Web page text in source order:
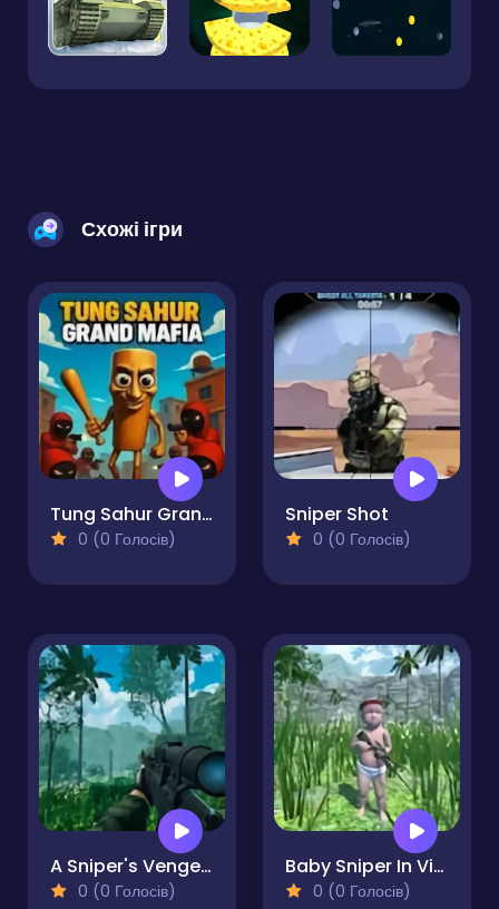
Схожі ігри
Tung Sahur Grand Mafia
0 (0 Голосів)
Sniper Shot
0 (0 Голосів)
A Sniper's Vengeance The Story of Linh
0 (0 Голосів)
Baby Sniper In Vietnam
0 (0 Голосів)